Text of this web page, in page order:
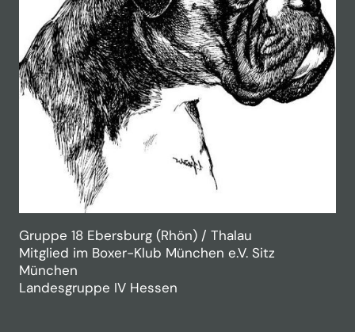
Gruppe 18 Ebersburg (Rhön) / Thalau
Mitglied im Boxer-Klub München e.V. Sitz
München
Landesgruppe IV Hessen